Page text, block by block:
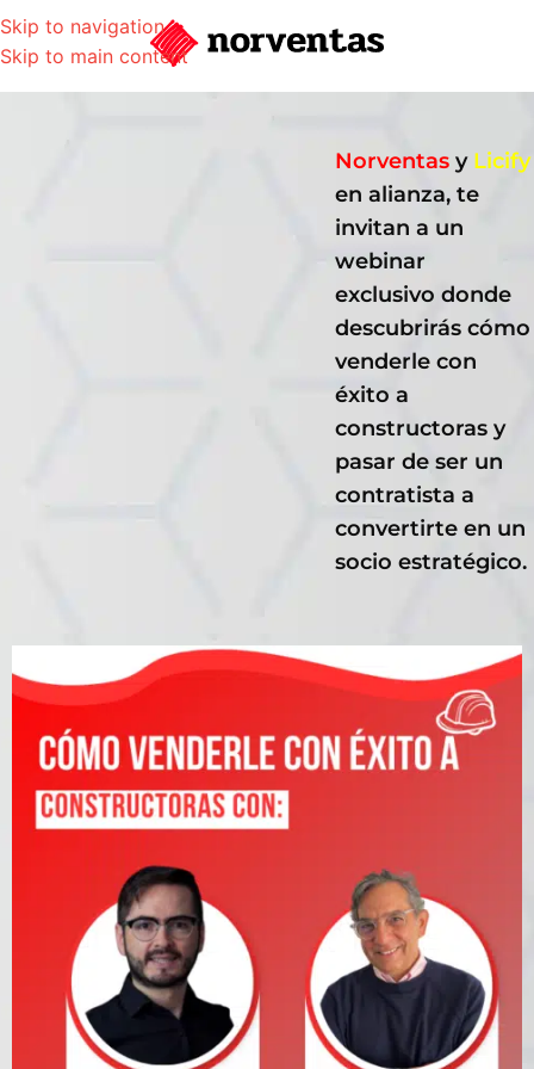
Skip to navigation
Skip to main content
Norventas y Licify
en alianza, te
invitan a un
webinar
exclusivo donde
descubrirás cómo
venderle con
éxito a
constructoras y
pasar de ser un
contratista a
convertirte en un
socio estratégico.